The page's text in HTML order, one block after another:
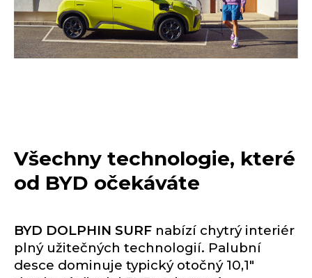
Všechny technologie, které
od BYD očekáváte
BYD DOLPHIN SURF nabízí chytrý interiér
plný užitečných technologií. Palubní
desce dominuje typický otočný 10,1"